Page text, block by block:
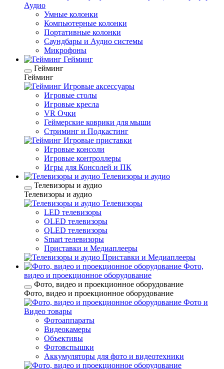
Аудио
Умные колонки
Компьютерные колонки
Портативные колонки
Саундбары и Аудио системы
Микрофоны
Гейминг
Гейминг
Гейминг
Игровые аксессуары
Игровые столы
Игровые кресла
VR Очки
Геймерские коврики для мыши
Стриминг и Подкастинг
Игровые приставки
Игровые консоли
Игровые контроллеры
Игры для Консолей и ПК
Телевизоры и аудио
Телевизоры и аудио
Телевизоры и аудио
Телевизоры
LED телевизоры
OLED телевизоры
QLED телевизоры
Smart телевизоры
Приставки и Медиаплееры
Приставки и Медиаплееры
Фото,
видео и проекционное оборудование
Фото, видео и проекционное оборудование
Фото, видео и проекционное оборудование
Фото и
Видео товары
Фотоаппараты
Видеокамеры
Объективы
Фотовспышки
Аккумуляторы для фото и видеотехники